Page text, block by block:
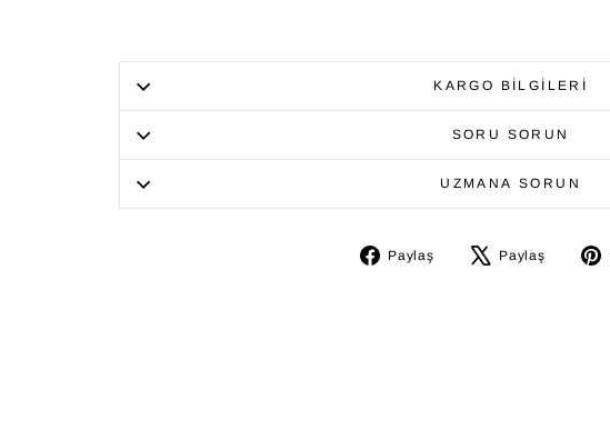
KARGO BILGILERI
SORU SORUN
UZMANA SORUN
Paylaş
Facebook’ta
Paylaş
X'te